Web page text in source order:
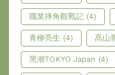
職業摔角觀戰記 (4)
青柳亮生 (4) 髙山
黑潮TOKYO Japan (4)